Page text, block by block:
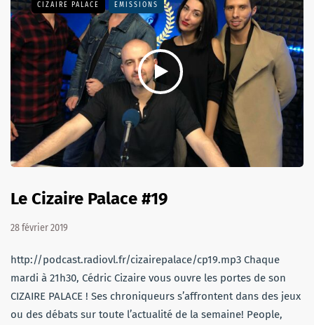
CIZAIRE PALACE EMISSIONS
Le Cizaire Palace #19
28 février 2019
http://podcast.radiovl.fr/cizairepalace/cp19.mp3 Chaque
mardi à 21h30, Cédric Cizaire vous ouvre les portes de son
CIZAIRE PALACE ! Ses chroniqueurs s’affrontent dans des jeux
ou des débats sur toute l’actualité de la semaine! People,